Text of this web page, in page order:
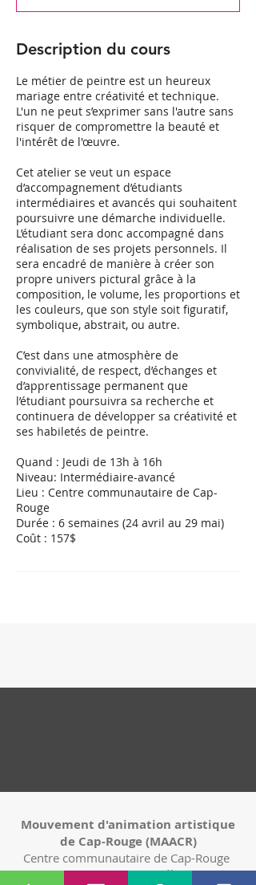
n
Description du cours
Le métier de peintre est un heureux
mariage entre créativité et technique.
L'un ne peut s’exprimer sans l'autre sans
risquer de compromettre la beauté et
l'intérêt de l'œuvre.
Cet atelier se veut un espace
d’accompagnement d’étudiants
intermédiaires et avancés qui souhaitent
poursuivre une démarche individuelle.
L’étudiant sera donc accompagné dans
réalisation de ses projets personnels. Il
sera encadré de manière à créer son
propre univers pictural grâce à la
composition, le volume, les proportions et
les couleurs, que son style soit figuratif,
symbolique, abstrait, ou autre.
C’est dans une atmosphère de
convivialité, de respect, d’échanges et
d’apprentissage permanent que
l’étudiant poursuivra sa recherche et
continuera de développer sa créativité et
ses habiletés de peintre.
Quand : Jeudi de 13h à 16h
Niveau: Intermédiaire-avancé
Lieu : Centre communautaire de Cap-
Rouge
Durée : 6 semaines (24 avril au 29 mai)
Coût : 157$
Mouvement d'animation artistique
de Cap-Rouge (MAACR)
Centre communautaire de Cap-Rouge
4473 rue Saint-Félix